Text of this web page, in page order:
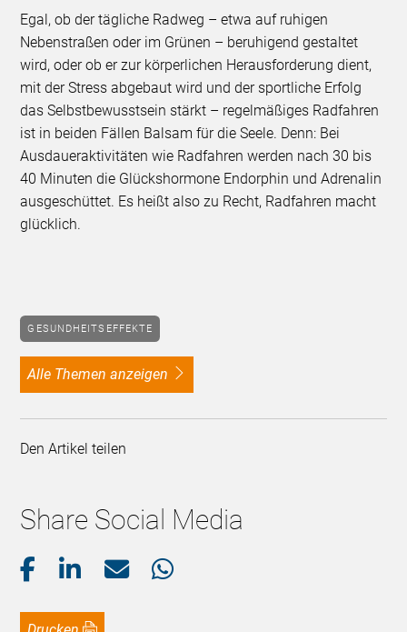
Egal, ob der tägliche Radweg – etwa auf ruhigen
Nebenstraßen oder im Grünen – beruhigend gestaltet
wird, oder ob er zur körperlichen Herausforderung dient,
mit der Stress abgebaut wird und der sportliche Erfolg
das Selbstbewusstsein stärkt – regelmäßiges Radfahren
ist in beiden Fällen Balsam für die Seele. Denn: Bei
Ausdaueraktivitäten wie Radfahren werden nach 30 bis
40 Minuten die Glückshormone Endorphin und Adrenalin
ausgeschüttet. Es heißt also zu Recht, Radfahren macht
glücklich.
GESUNDHEITSEFFEKTE
alle Themen anzeigen
Den Artikel teilen
Share Social Media